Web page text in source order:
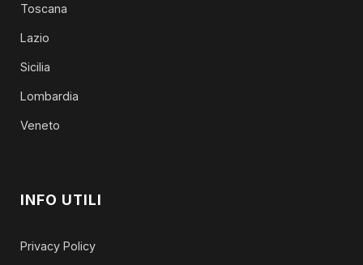
Toscana
Lazio
Sicilia
Lombardia
Veneto
INFO UTILI
Privacy Policy